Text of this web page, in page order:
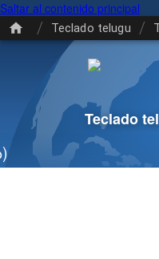
Saltar al contenido principal
/ Teclado telugu /
Teclado